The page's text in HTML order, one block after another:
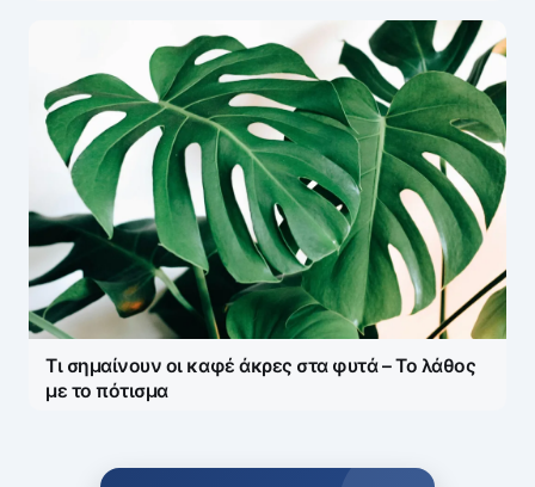
Τι σημαίνουν οι καφέ άκρες στα φυτά – Το λάθος
με το πότισμα